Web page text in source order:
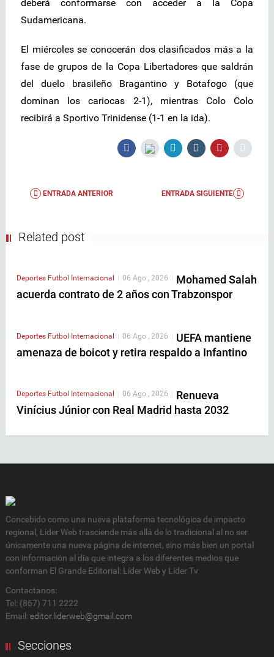
deberá conformarse con acceder a la Copa
Sudamericana.
El miércoles se conocerán dos clasificados más a la
fase de grupos de la Copa Libertadores que saldrán
del duelo brasileño Bragantino y Botafogo (que
dominan los cariocas 2-1), mientras Colo Colo
recibirá a Sportivo Trinidense (1-1 en la ida).
ENTRADA ANTERIOR ENTRADA SIGUIENTE
Related post
Deportes Futbol Internacional 06 Ago , 2026
Mohamed Salah
acuerda contrato de 2 años con Trabzonspor
Deportes Futbol Internacional 06 Ago , 2026
UEFA mantiene
amenaza de boicot y retira respaldo a Infantino
Deportes Futbol Internacional 06 Ago , 2026
Renueva
Vinícius Júnior con Real Madrid hasta 2032
Concebido como una nueva plataforma tecnológica de impacto
regional, Lider Web trasciende más allá de lo tradicional al no ser
únicamente una nueva página de internet, sino más bien un portal
con información al día que integra a los diferentes medios que
conforman El Grande Editorial: Líder Web y Líder Tv
Contactanos:
Tel: (867) 711 2222
Email: editor.liderweb@gmail.com
Secciones